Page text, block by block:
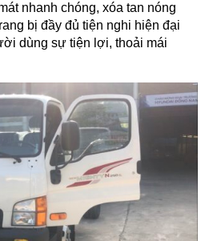
nhanh chóng, xóa tan nóng
bị đầy đủ tiện nghi hiện đại
dùng sự tiện lợi, thoải mái